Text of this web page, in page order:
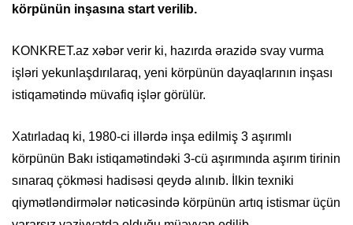
körpünün inşasına start verilib.
KONKRET.az xəbər verir ki, hazırda ərazidə svay vurma
işləri yekunlaşdırılaraq, yeni körpünün dayaqlarının inşası
istiqamətində müvafiq işlər görülür.
Xatırladaq ki, 1980-ci illərdə inşa edilmiş 3 aşırımlı
körpünün Bakı istiqamətindəki 3-cü aşırımında aşırım tirinin
sınaraq çökməsi hadisəsi qeydə alınıb. İlkin texniki
qiymətləndirmələr nəticəsində körpünün artıq istismar üçün